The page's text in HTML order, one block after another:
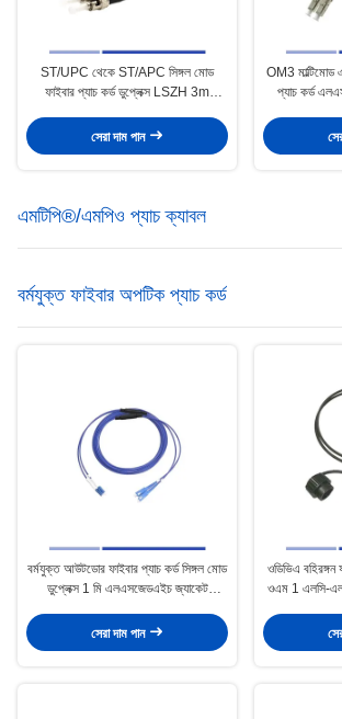
ST/UPC থেকে ST/APC সিঙ্গল মোড
ফাইবার প্যাচ কর্ড ডুপ্লেক্স LSZH 3m
সেরা দাম পান
OM3 মাল্টিমোড
প্যাচ কর্ড
এমটিপি®/এমপিও প্যাচ ক্যাবল
বর্মযুক্ত ফাইবার অপটিক প্যাচ কর্ড
বর্মযুক্ত আউটডোর ফাইবার প্যাচ কর্ড সিঙ্গল মোড
ডুপ্লেক্স 1 মি এলএসজেডএইচ জ্যাকেট
সেরা দাম পান
ওডিভিএ বহিরঙ্গন
ওএম 1 এলসি-